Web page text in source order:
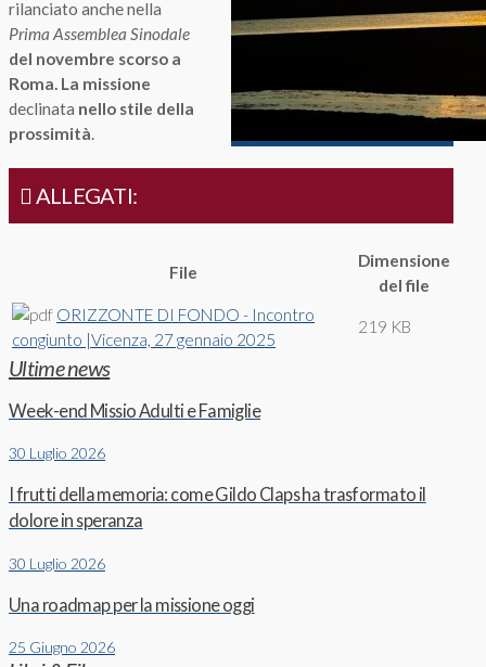
rilanciato anche nella
Prima Assemblea Sinodale
del novembre scorso a
Roma. La missione
declinata nello stile della
prossimità.
ALLEGATI:
File
Dimensione
del file
ORIZZONTE DI FONDO - Incontro
congiunto |Vicenza, 27 gennaio 2025
219 KB
Ultime news
Week-end Missio Adulti e Famiglie
30 Luglio 2026
I frutti della memoria: come Gildo Claps ha trasformato il
dolore in speranza
30 Luglio 2026
Una roadmap per la missione oggi
25 Giugno 2026